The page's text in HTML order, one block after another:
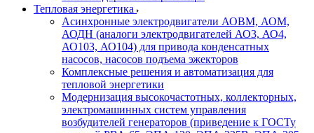
Тепловая энергетика
Асинхронные электродвигатели АОВМ, АОМ,
АОДН (аналоги электродвигателей АО3, АО4,
АО103, АО104) для привода конденсатных
насосов, насосов подъема эжекторов
Комплексные решения и автоматизация для
тепловой энергетики
Модернизация высокочастотных, коллекторных,
электромашинных систем управления
возбудителей генераторов (приведение к ГОСТу